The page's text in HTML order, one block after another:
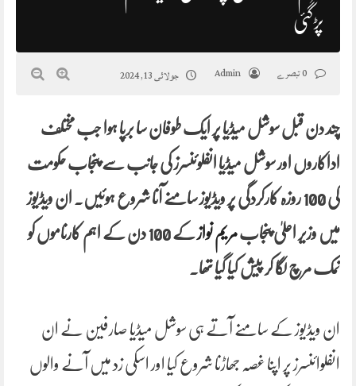
پڑگئی
Admin جولائی 13, 2024
چند دن قبل سوشل میڈیا پر ایک طوفان سا برپا ہوا جب مختلف
اداکاروں اور سوشل میڈیا انفلوئنسرز کی جانب سے پنجاب حکومت
کی 100 روزہ کارکردگی پر ویڈیوز سامنے آنا شروع ہوئیں۔ ان ویڈیوز
میں وزیر اعلیٰ پنجابمریم نواز کے 100 دن کے اہم کارناموں کو
نمک مرچ لگا کر پیش کیا گیا تھا۔
ان ویڈیوز کے سامنے آتے ہی سوشل میڈیا صارفین نے ان
انفلوائنسرز پر اپنا غصہ جھاڑنا شروع کیا اور اسکی زد میں آنے والوں